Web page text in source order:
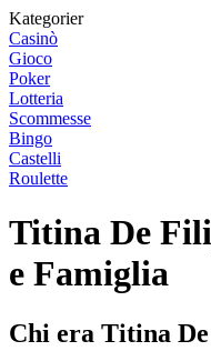
Kategorier
Casinò
Gioco
Poker
Lotteria
Scommesse
Bingo
Castelli
Roulette
Titina De
e Famiglia
Chi era Titina